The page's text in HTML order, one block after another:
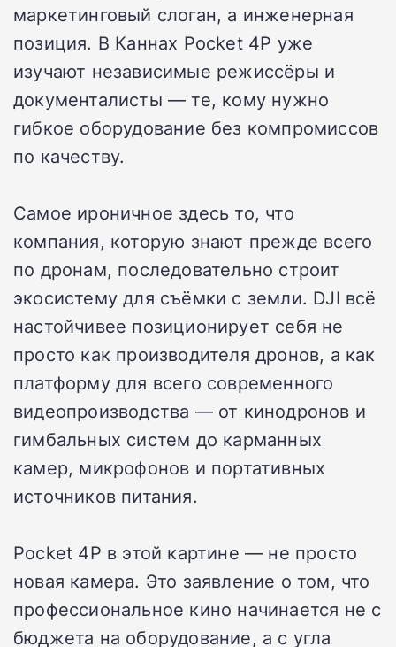
маркетинговый слоган, а инженерная
позиция. В Каннах Pocket 4P уже
изучают независимые режиссёры и
документалисты — те, кому нужно
гибкое оборудование без компромиссов
по качеству.
Самое ироничное здесь то, что
компания, которую знают прежде всего
по дронам, последовательно строит
экосистему для съёмки с земли. DJI всё
настойчивее позиционирует себя не
просто как производителя дронов, а как
платформу для всего современного
видеопроизводства — от кинодронов и
гимбальных систем до карманных
камер, микрофонов и портативных
источников питания.
Pocket 4P в этой картине — не просто
новая камера. Это заявление о том, что
профессиональное кино начинается не с
бюджета на оборудование, а с угла